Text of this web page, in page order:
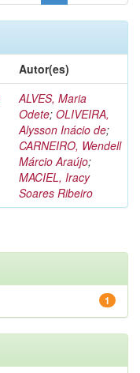
Autor(es)
ALVES, Maria
Odete; OLIVEIRA,
Alysson Inácio de;
CARNEIRO, Wendell
Márcio Araújo;
MACIEL, Iracy
Soares Ribeiro
1